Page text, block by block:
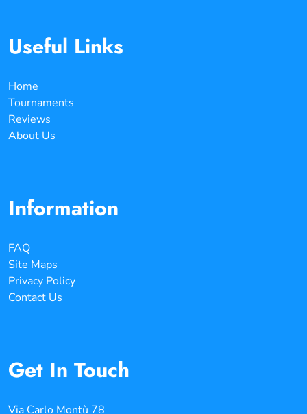
Useful Links
Home
Tournaments
Reviews
About Us
Information
FAQ
Site Maps
Privacy Policy
Contact Us
Get In Touch
Via Carlo Montù 78